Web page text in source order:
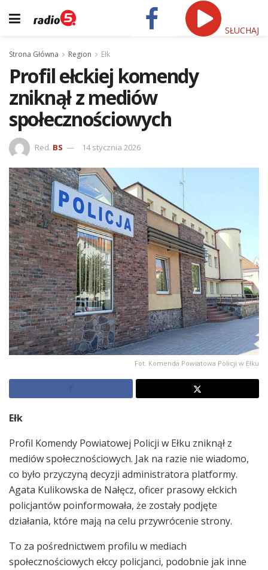
SŁUCHAJ
Strona Główna Region Ełk
Profil ełckiej komendy
zniknął z mediów
społecznościowych
Red. BS 14 stycznia 2026
Fot. Komenda Powiatowa Policji w Ełku
Ełk
Profil Komendy Powiatowej Policji w Ełku zniknął z
mediów społecznościowych. Jak na razie nie wiadomo,
co było przyczyną decyzji administratora platformy.
Agata Kulikowska de Nałęcz, oficer prasowy ełckich
policjantów poinformowała, że zostały podjęte
działania, które mają na celu przywrócenie strony.
To za pośrednictwem profilu w mediach
społecznościowych ełccy policjanci, podobnie jak inne